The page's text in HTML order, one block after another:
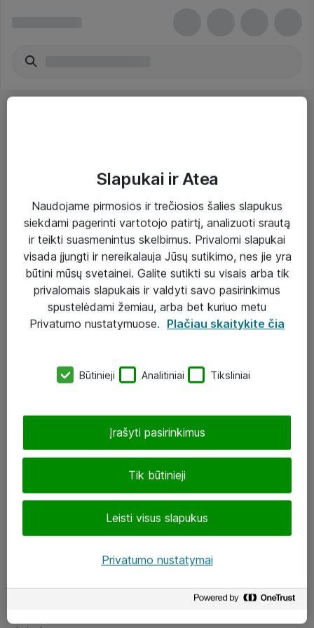
Paslaugos
Sprendimai
Įgyvendinti projektai
Atea ekspertų patarimai verslui
eShop@atea.lt
LinkedIn
Slapukai ir Atea
Naudojame pirmosios ir trečiosios šalies slapukus
siekdami pagerinti vartotojo patirtį, analizuoti srautą
ir teikti suasmenintus skelbimus. Privalomi slapukai
visada įjungti ir nereikalauja Jūsų sutikimo, nes jie yra
būtini mūsų svetainei. Galite sutikti su visais arba tik
privalomais slapukais ir valdyti savo pasirinkimus
spustelėdami žemiau, arba bet kuriuo metu
Privatumo nustatymuose. Plačiau skaitykite čia
Būtinieji Analitiniai Tiksliniai
Tik būtinieji
Leisti visus slapukus
Įrašyti pasirinkimus
Privatumo nustatymai